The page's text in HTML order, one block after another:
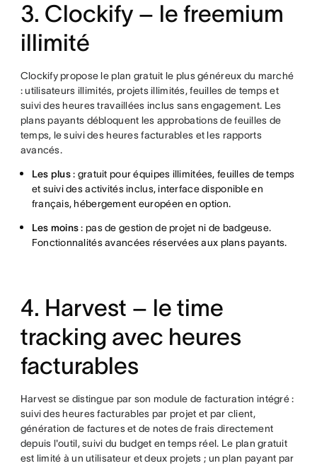
3. Clockify – le freemium
illimité
Clockify propose le plan gratuit le plus généreux du marché
: utilisateurs illimités, projets illimités, feuilles de temps et
suivi des heures travaillées inclus sans engagement. Les
plans payants débloquent les approbations de feuilles de
temps, le suivi des heures facturables et les rapports
avancés.
Les plus: gratuit pour équipes illimitées, feuilles de temps
et suivi des activités inclus, interface disponible en
français, hébergement européen en option.
Les moins: pas de gestion de projet ni de badgeuse.
Fonctionnalités avancées réservées aux plans payants.
4. Harvest – le time
tracking avec heures
facturables
Harvest se distingue par son module de facturation intégré :
suivi des heures facturables par projet et par client,
génération de factures et de notes de frais directement
depuis l'outil, suivi du budget en temps réel. Le plan gratuit
est limité à un utilisateur et deux projets ; un plan payant par